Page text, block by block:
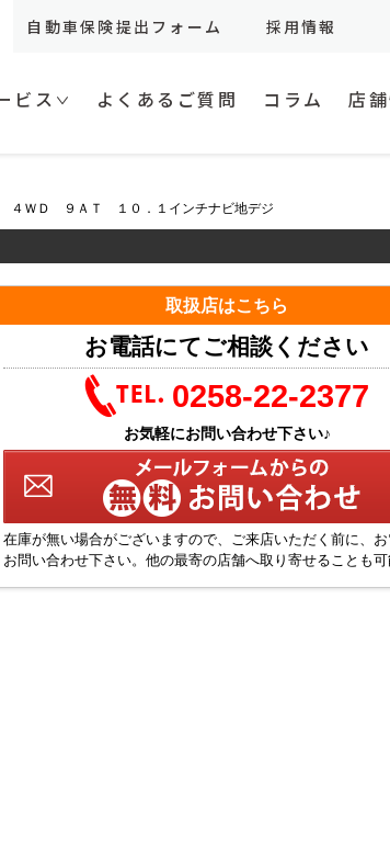
自動車保険提出フォーム 採用情報
ビス よくあるご質問 コラム 店
４ＷＤ ９ＡＴ １０．１インチナビ地デジ
取扱店はこちら
お電話にてご相談ください
0258-22-2377
お気軽にお問い合わせ下さい♪
在庫が無い場合がございますので、ご来店いただく前に、
お問い合わせ下さい。他の最寄の店舗へ取り寄せることも可